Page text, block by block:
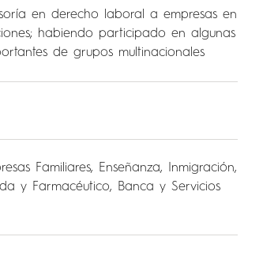
en derecho laboral a empresas en
habiendo participado en algunas
de grupos multinacionales
Familiares, Enseñanza, Inmigración,
y Farmacéutico,
Banca y Servicios